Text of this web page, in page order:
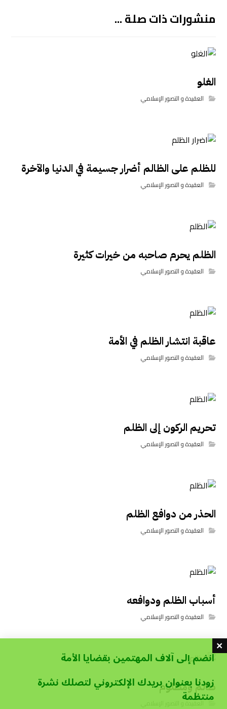
منشورات ذات صلة ...
الغلو
العقيدة و التصور الإسلامي
للظلم على الظالم أضرار جسيمة في الدنيا والآخرة
العقيدة و التصور الإسلامي
الظلم يحرم صاحبه من خيرات كثيرة
العقيدة و التصور الإسلامي
عاقبة انتشار الظلم في الأمة
العقيدة و التصور الإسلامي
تحريم الركون إلى الظلم
العقيدة و التصور الإسلامي
الحذر من دوافع الظلم
العقيدة و التصور الإسلامي
أسباب الظلم ودوافعه
العقيدة و التصور الإسلامي
ظالم ومظلوم
العقيدة و التصور الإسلامي
انضم إلى آلاف المهتمين بقضايا الأمة
زودنا بعنوان بريدك الإلكتروني لتصلك نشرة
منتظمة